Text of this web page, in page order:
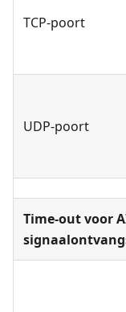
TCP-poort
UDP-poort
Time-out voor